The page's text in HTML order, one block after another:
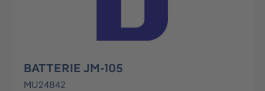
BATTERIE JM-105
MU24842